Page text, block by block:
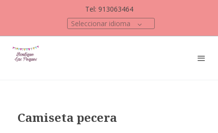
Tel: 913063464
Seleccionar idioma
Camiseta pecera